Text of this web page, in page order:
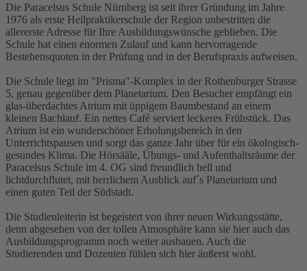
Die Paracelsus Schule Nürnberg ist seit ihrer Gründung im Jahre
1976 als erste Heilpraktikerschule der Region unbestritten die
allererste Adresse für Ihre Ausbildungswünsche geblieben. Die
Schule hat einen enormen Zulauf und kann hervorragende
Bestehensquoten in der Prüfung und in der Berufspraxis aufweisen.
Die Schule liegt im "Prisma"-Komplex in der Rothenburger Strasse
5, genau gegenüber dem Planetarium. Den Besucher empfängt ein
glas-überdachtes Atrium mit üppigem Baumbestand an einem
kleinen Bachlauf. Ein nettes Café serviert leckeres Frühstück. Das
Atrium ist ein wunderschöner Erholungsbereich in den
Unterrichtspausen und sorgt das ganze Jahr über für ein ökologisch-
gesundes Klima. Die Hörsääle, Übungs- und Aufenthaltsräume der
Paracelsus Schule im 4. OG sind freundlich hell und
lichtdurchflutet, mit herrlichem Ausblick auf´s Planetarium und
einen guten Teil der Südstadt.
Die Studienleiterin ist begeistert von ihrer neuen Wirkungsstätte,
denn abgesehen von der tollen Atmosphäre kann sie hier auch das
Ausbildungsprogramm noch weiter ausbauen. Auch die
Studierenden und Dozenten fühlen sich hier äußerst wohl.